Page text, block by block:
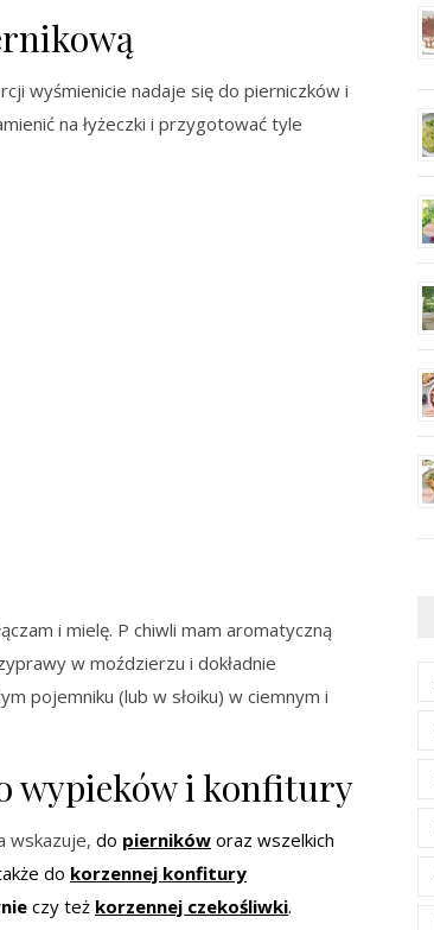
wyśmienicie nadaje się do pierniczków i
na łyżeczki i przygotować tyle
i mielę. P chiwli mam aromatyczną
w moździerzu i dokładnie
pojemniku (lub w słoiku) w ciemnym i
wypieków i konfitury
wskazuje, do pierników oraz wszelkich
do korzennej konfitury
czy też korzennej czekośliwki.